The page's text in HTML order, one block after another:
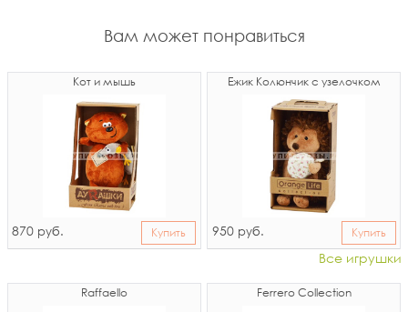
Вам может понравиться
Кот и мышь
870 руб. Купить
Ёжик Колюнчик с узелочком
950 руб. Купить
Все игрушки
Raffaello Ferrero Collection